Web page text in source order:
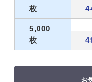
枚
5,000
枚
お